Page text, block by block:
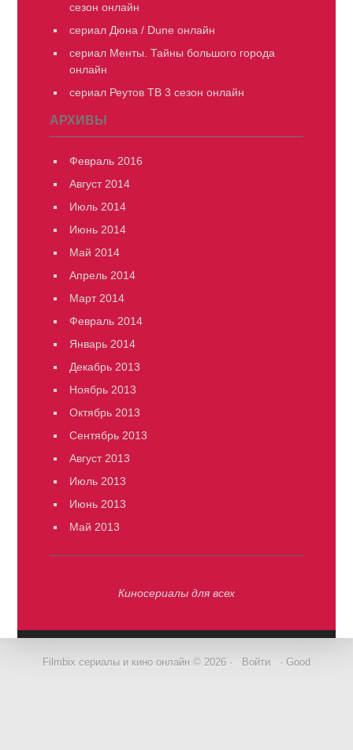
сезон онлайн
сериал Дюна / Dune онлайн
сериал Менты. Тайны большого города
онлайн
сериал Реутов ТВ 3 сезон онлайн
АРХИВЫ
Февраль 2016
Август 2014
Июль 2014
Июнь 2014
Май 2014
Апрель 2014
Март 2014
Февраль 2014
Январь 2014
Декабрь 2013
Ноябрь 2013
Октябрь 2013
Сентябрь 2013
Август 2013
Июль 2013
Июнь 2013
Май 2013
Киносериалы для всех
Filmbix сериалы и кино онлайн © 2026 · Войти · Good